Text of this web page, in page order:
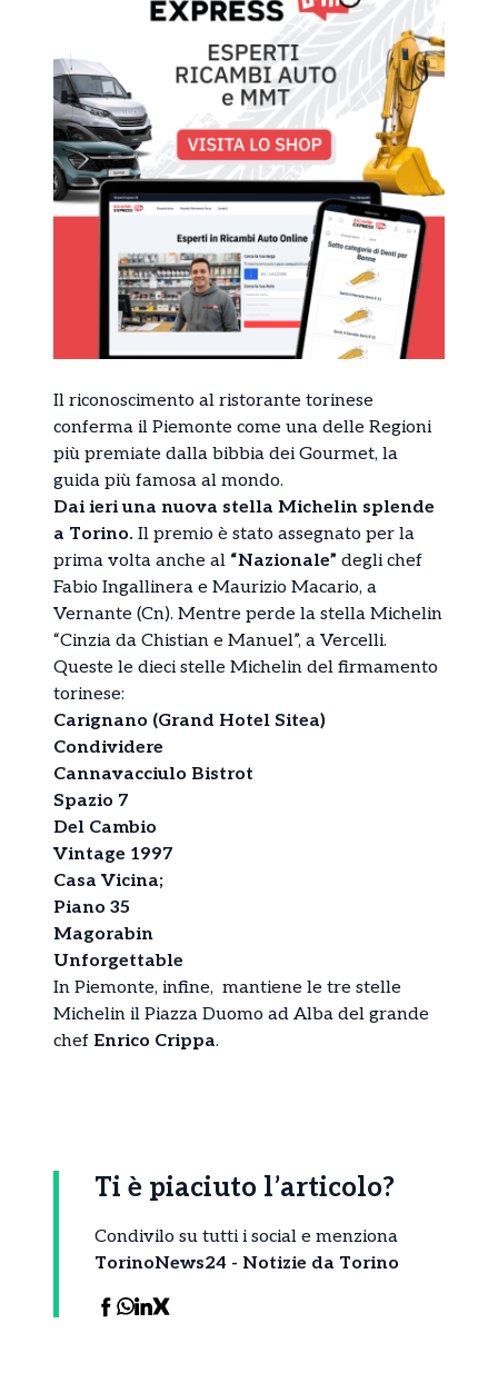
Il riconoscimento al ristorante torinese
conferma il Piemonte come una delle Regioni
più premiate dalla bibbia dei Gourmet, la
guida più famosa al mondo.
Dai ieri una nuova stella Michelin splende
a Torino. Il premio è stato assegnato per la
prima volta anche al “Nazionale” degli chef
Fabio Ingallinera e Maurizio Macario, a
Vernante (Cn). Mentre perde la stella Michelin
“Cinzia da Chistian e Manuel”, a Vercelli.
Queste le dieci stelle Michelin del firmamento
torinese:
Carignano (Grand Hotel Sitea)
Condividere
Cannavacciulo Bistrot
Spazio 7
Del Cambio
Vintage 1997
Casa Vicina;
Piano 35
Magorabin
Unforgettable
In Piemonte, infine, mantiene le tre stelle
Michelin il Piazza Duomo ad Alba del grande
chef Enrico Crippa.
Ti è piaciuto l’articolo?
Condivilo su tutti i social e menziona
TorinoNews24 - Notizie da Torino